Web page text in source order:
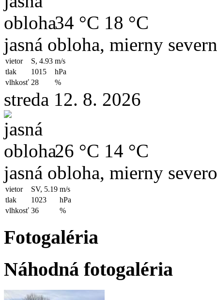
34 °C 18 °C
jasná obloha, mierny
vietor S, 4.93 m/s
tlak
1015
hPa
vlhkosť 28 %
streda 12. 8. 2026
26 °C 14 °C
jasná obloha, mierny
vietor SV, 5.19 m/s
tlak
1023
hPa
vlhkosť 36 %
Fotogaléria
Náhodná fotogaléria